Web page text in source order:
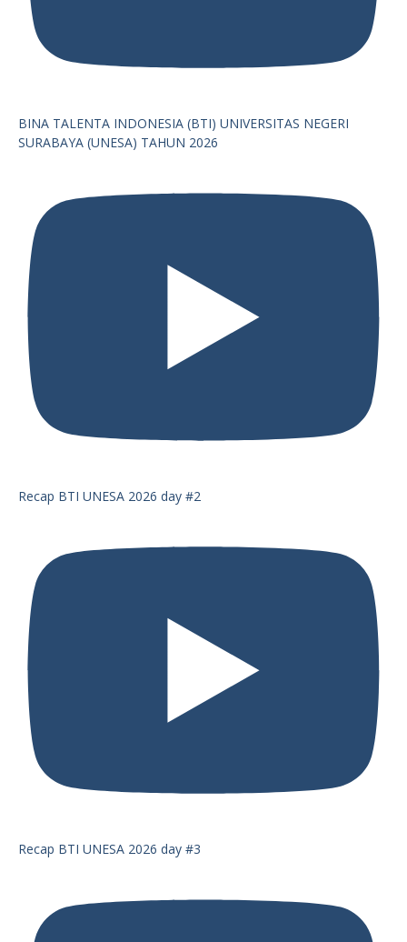
BINA TALENTA INDONESIA (BTI) UNIVERSITAS NEGERI
SURABAYA (UNESA) TAHUN 2026
Recap BTI UNESA 2026 day #2
Recap BTI UNESA 2026 day #3